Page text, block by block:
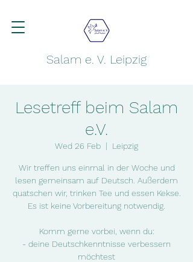
Salam e. V. Leipzig
Lesetreff beim Salam
e.V.
Wed 26 Feb
  |
Leipzig
Wir treffen uns einmal in der Woche und
lesen gemeinsam auf Deutsch. Außerdem
quatschen wir, trinken Tee und essen Kekse.
Es ist keine Vorbereitung notwendig.
Komm gerne vorbei, wenn du:
- deine Deutschkenntnisse verbessern
möchtest